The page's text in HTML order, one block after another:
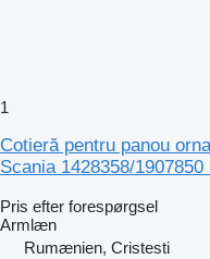
1
Cotieră pentru panou
Scania 1428358/1907850
Pris efter forespørgsel
Armlæn
Rumænien, Cristesti